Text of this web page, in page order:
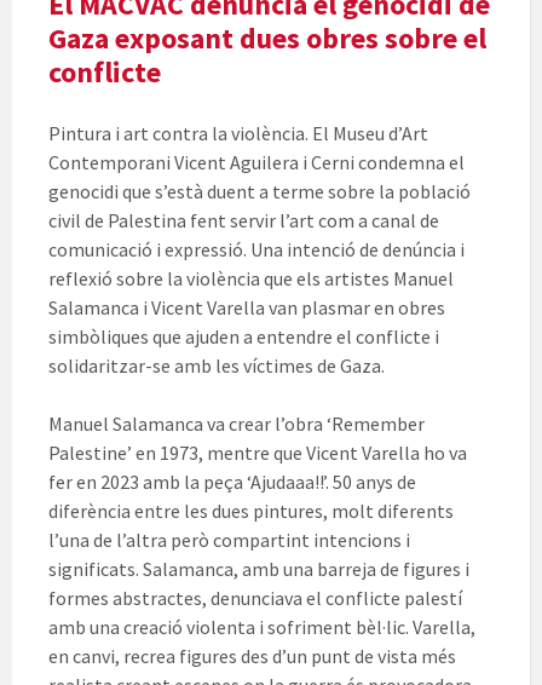
Gaza exposant dues obres sobre el
conflicte
Pintura i art contra la violència. El Museu d’Art
Contemporani Vicent Aguilera i Cerni condemna el
genocidi que s’està duent a terme sobre la població
civil de Palestina fent servir l’art com a canal de
comunicació i expressió. Una intenció de denúncia i
reflexió sobre la violència que els artistes Manuel
Salamanca i Vicent Varella van plasmar en obres
simbòliques que ajuden a entendre el conflicte i
solidaritzar-se amb les víctimes de Gaza.
Manuel Salamanca va crear l’obra ‘Remember
Palestine’ en 1973, mentre que Vicent Varella ho va
fer en 2023 amb la peça ‘Ajudaaa!!’. 50 anys de
diferència entre les dues pintures, molt diferents
l’una de l’altra però compartint intencions i
significats. Salamanca, amb una barreja de figures i
formes abstractes, denunciava el conflicte palestí
amb una creació violenta i sofriment bèl·lic. Varella,
en canvi, recrea figures des d’un punt de vista més